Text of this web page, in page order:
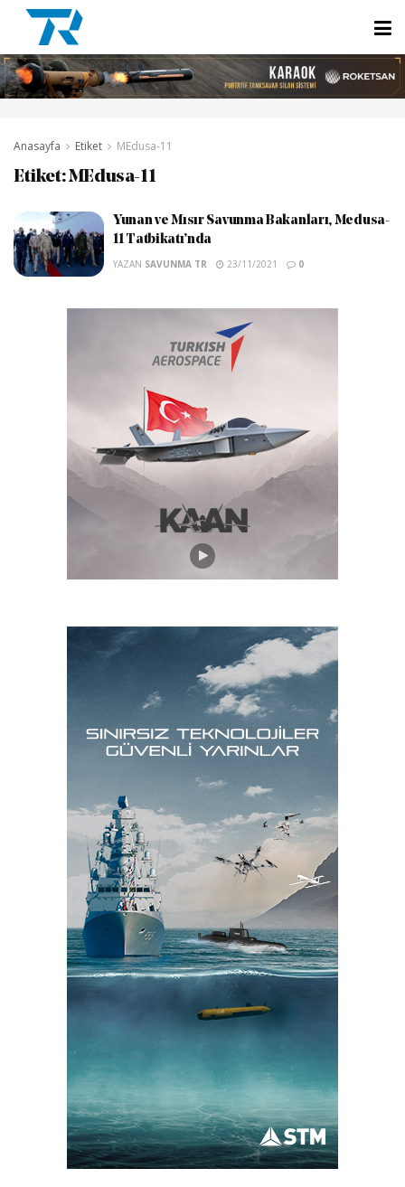
Anasayfa Etiket MEdusa-11
Etiket:MEdusa-11
Yunan ve Mısır Savunma Bakanları, Medusa-
11 Tatbikatı’nda
YAZAN SAVUNMA TR 23/11/2021 0